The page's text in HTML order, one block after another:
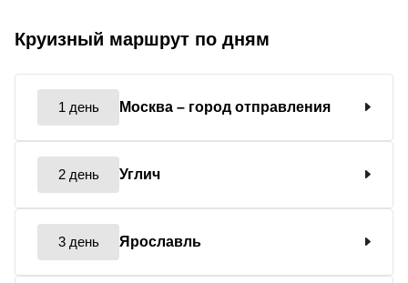
Круизный маршрут по дням
1 день Москва – город отправления
2 день Углич
3 день Ярославль